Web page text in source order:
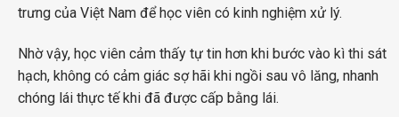
trưng của Việt Nam để học viên có kinh nghiệm xử lý.
Nhờ vậy, học viên cảm thấy tự tin hơn khi bước vào kì thi sát
hạch, không có cảm giác sợ hãi khi ngồi sau vô lăng, nhanh
chóng lái thực tế khi đã được cấp bằng lái.